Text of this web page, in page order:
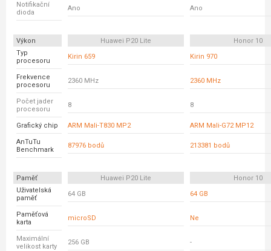
Notifikační
dioda
Ano Ano
Výkon Huawei P20 Lite
Honor 10
Typ
procesoru
Kirin 659 Kirin 970
Frekvence
procesoru
2360 MHz 2360 MHz
Počet jader
procesoru
8 8
Grafický chip ARM Mali-T830 MP2 ARM Mali-G72 MP12
AnTuTu
Benchmark
87976 bodů 213381 bodů
Paměť Huawei P20 Lite
Honor 10
Uživatelská
paměť
64 GB 64 GB
Paměťová
karta
microSD Ne
Maximální
velikost karty
256 GB -